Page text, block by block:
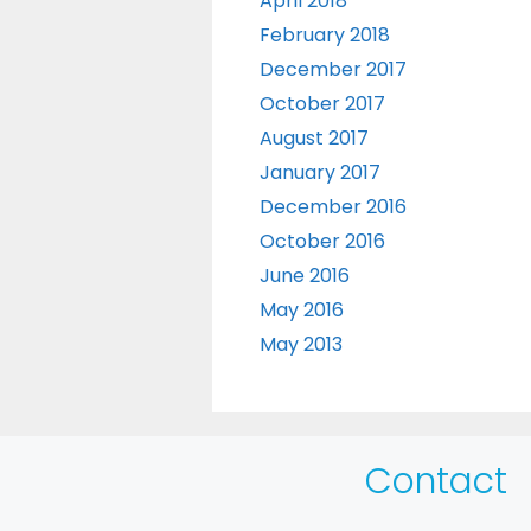
February 2018
December 2017
October 2017
August 2017
January 2017
December 2016
October 2016
June 2016
May 2016
May 2013
Contact